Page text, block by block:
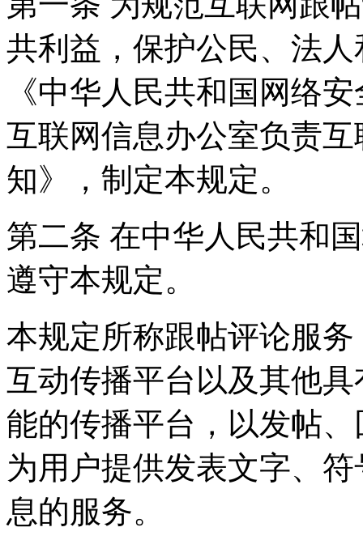
共利益，保护公民、法
《中华人民共和国网络
互联网信息办公室负责
知》，制定本规定。
第二条 在中华人民共和
遵守本规定。
本规定所称跟帖评论服
互动传播平台以及其他
能的传播平台，以发帖
为用户提供发表文字、
息的服务。